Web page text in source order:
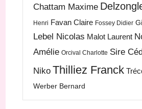
Chattam Maxime
Henri Favan Claire Fossey Didier
Lebel Nicolas Malot Laurent
Amélie Orcival Charlotte Sire
Niko Thilliez Franck
Werber Bernard